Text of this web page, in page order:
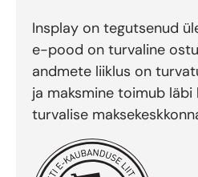
Insplay on tegutsenud
e-pood on turvaline
andmete liiklus on
ja maksmine toimub
turvalise